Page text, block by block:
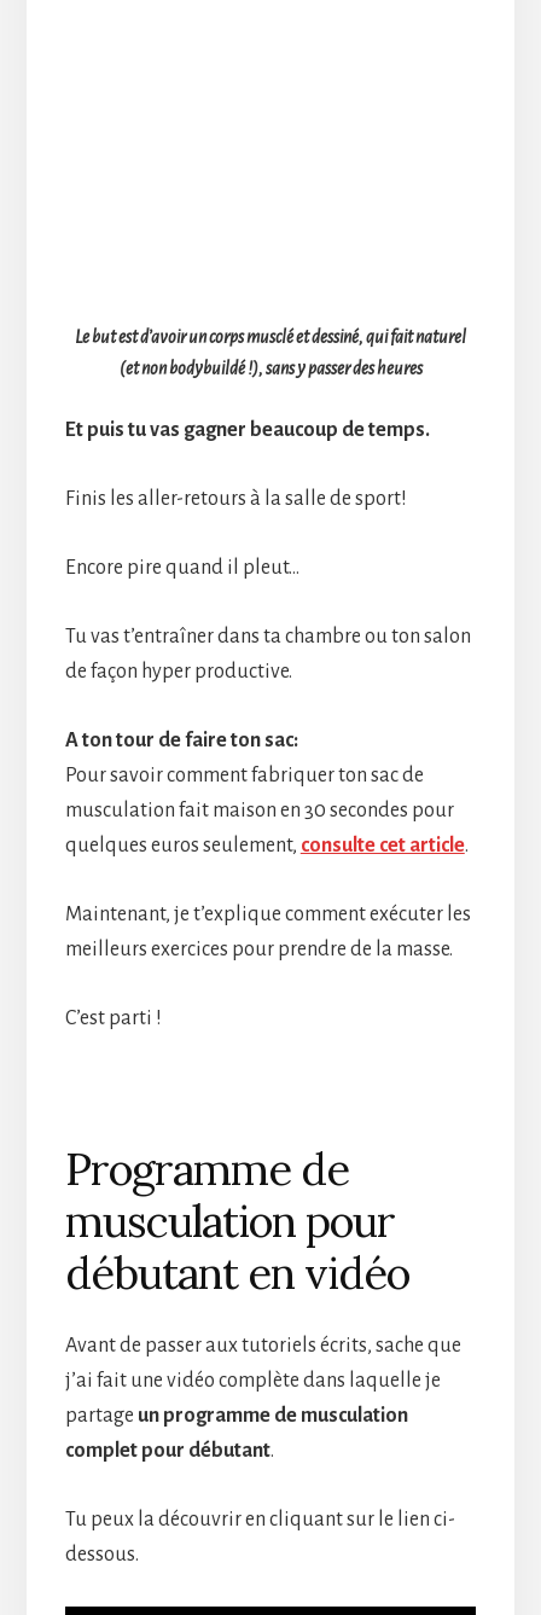
Le but est d’avoir un corps musclé et dessiné, qui fait naturel
(et non bodybuildé !), sans y passer des heures
Et puis tu vas gagner beaucoup de temps.
Finis les aller-retours à la salle de sport!
Encore pire quand il pleut…
Tu vas t’entraîner dans ta chambre ou ton salon
de façon hyper productive.
A ton tour de faire ton sac:
Pour savoir comment fabriquer ton sac de
musculation fait maison en 30 secondes pour
quelques euros seulement, consulte cet article.
Maintenant, je t’explique comment exécuter les
meilleurs exercices pour prendre de la masse.
C’est parti !
Programme de
musculation pour
débutant en vidéo
Avant de passer aux tutoriels écrits, sache que
j’ai fait une vidéo complète dans laquelle je
partage un programme de musculation
complet pour débutant.
Tu peux la découvrir en cliquant sur le lien ci-
dessous.